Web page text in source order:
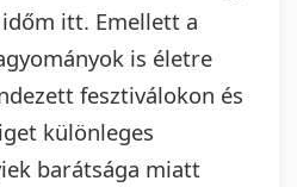
itt. Emellett a
is életre
fesztiválokon és
különleges
barátsága miatt